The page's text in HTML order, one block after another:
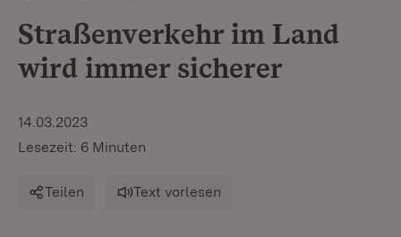
Straßenverkehr im Land
wird immer sicherer
14.03.2023
Lesezeit: 6 Minuten
Teilen Text vorlesen